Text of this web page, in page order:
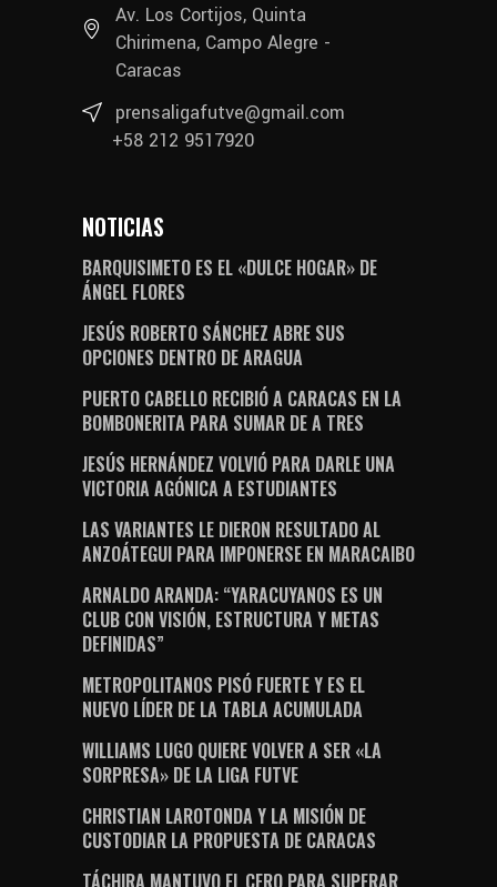
Av. Los Cortijos, Quinta
Chirimena, Campo Alegre -
Caracas
prensaligafutve@gmail.com
+58 212 9517920
NOTICIAS
BARQUISIMETO ES EL «DULCE HOGAR» DE
ÁNGEL FLORES
JESÚS ROBERTO SÁNCHEZ ABRE SUS
OPCIONES DENTRO DE ARAGUA
PUERTO CABELLO RECIBIÓ A CARACAS EN LA
BOMBONERITA PARA SUMAR DE A TRES
JESÚS HERNÁNDEZ VOLVIÓ PARA DARLE UNA
VICTORIA AGÓNICA A ESTUDIANTES
LAS VARIANTES LE DIERON RESULTADO AL
ANZOÁTEGUI PARA IMPONERSE EN MARACAIBO
ARNALDO ARANDA: “YARACUYANOS ES UN
CLUB CON VISIÓN, ESTRUCTURA Y METAS
DEFINIDAS”
METROPOLITANOS PISÓ FUERTE Y ES EL
NUEVO LÍDER DE LA TABLA ACUMULADA
WILLIAMS LUGO QUIERE VOLVER A SER «LA
SORPRESA» DE LA LIGA FUTVE
CHRISTIAN LAROTONDA Y LA MISIÓN DE
CUSTODIAR LA PROPUESTA DE CARACAS
TÁCHIRA MANTUVO EL CERO PARA SUPERAR